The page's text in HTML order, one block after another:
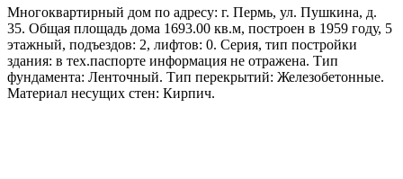
Многоквартирный дом по адресу: г. Пермь, ул. Пушкина, д.
35. Общая площадь дома 1693.00 кв.м, построен в 1959 году, 5
этажный, подъездов: 2, лифтов: 0. Серия, тип постройки
здания: в тех.паспорте информация не отражена. Тип
фундамента: Ленточный. Тип перекрытий: Железобетонные.
Материал несущих стен: Кирпич.